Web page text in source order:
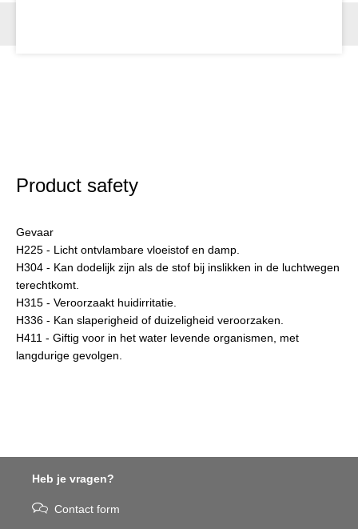
Product safety
Gevaar
H225 - Licht ontvlambare vloeistof en damp.
H304 - Kan dodelijk zijn als de stof bij inslikken in de luchtwegen
terechtkomt.
H315 - Veroorzaakt huidirritatie.
H336 - Kan slaperigheid of duizeligheid veroorzaken.
H411 - Giftig voor in het water levende organismen, met
langdurige gevolgen.
Heb je vragen?
Contact form